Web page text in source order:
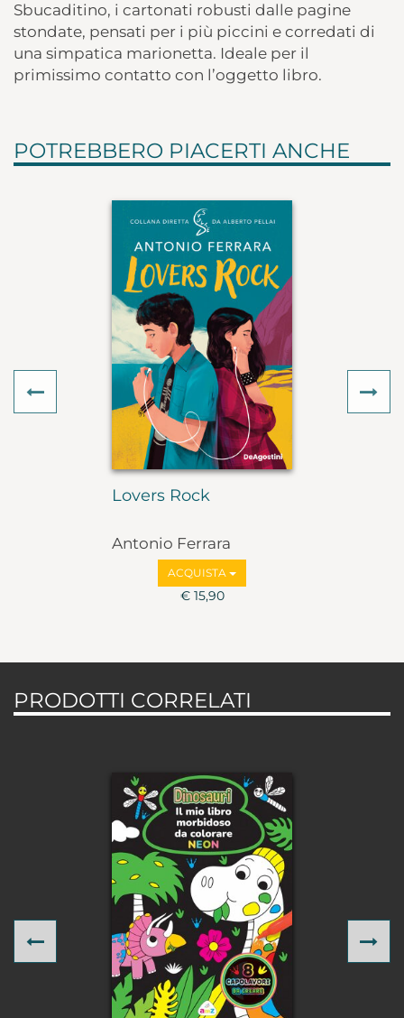
Sbucaditino, i cartonati robusti dalle pagine
stondate, pensati per i più piccini e corredati di
una simpatica marionetta. Ideale per il
primissimo contatto con l’oggetto libro.
POTREBBERO PIACERTI ANCHE
Lovers Rock
Antonio Ferrara
ACQUISTA
€ 15,90
Previous
PRODOTTI CORRELATI
Previous